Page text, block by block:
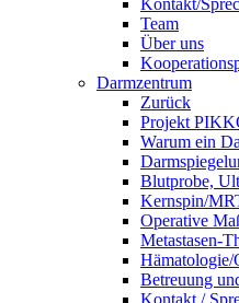
Kontakt/
Team
Über uns
Darmzentrum
Zurück
Projekt
Warum ein
Blutprobe,
Kernspin/
Operative
Metastasen-
Betreuung
Kontakt /